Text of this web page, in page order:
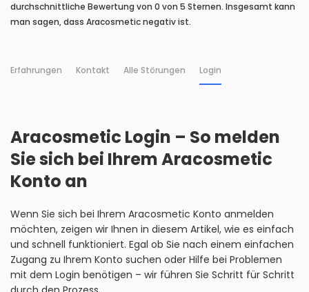
durchschnittliche Bewertung von 0 von 5 Sternen. Insgesamt kann
man sagen, dass Aracosmetic negativ ist.
Erfahrungen Kontakt Alle Störungen Login
Aracosmetic Login – So melden
Sie sich bei Ihrem Aracosmetic
Konto an
Wenn Sie sich bei Ihrem Aracosmetic Konto anmelden
möchten, zeigen wir Ihnen in diesem Artikel, wie es einfach
und schnell funktioniert. Egal ob Sie nach einem einfachen
Zugang zu Ihrem Konto suchen oder Hilfe bei Problemen
mit dem Login benötigen – wir führen Sie Schritt für Schritt